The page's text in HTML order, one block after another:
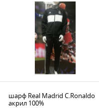
шарф Real Madrid C.Ronaldo
акрил 100%